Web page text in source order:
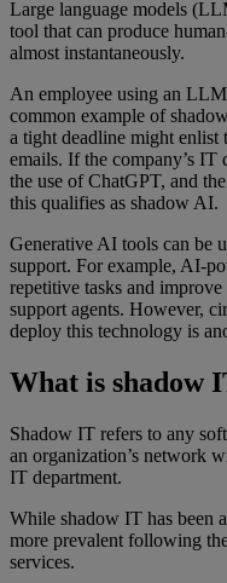
Large language models
tool that can produce
almost instantaneously.
An employee using an
common example of
a tight deadline might
emails. If the company’s IT
the use of ChatGPT, and
this qualifies as shadow AI.
Generative AI tools can be
support. For example, AI-
repetitive tasks and
support agents. However,
deploy this technology is
What is shadow
Shadow IT refers to any
an organization’s network
IT department.
While shadow IT has been
more prevalent following
services.